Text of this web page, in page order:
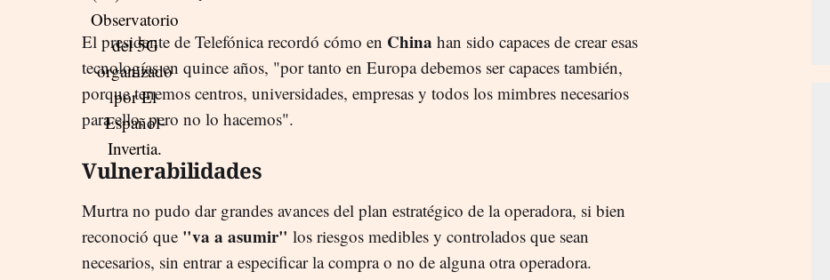
El presidente de Telefónica recordó cómo en China han sido capaces de crear esas
tecnologías en quince años, "por tanto en Europa debemos ser capaces también,
porque tenemos centros, universidades, empresas y todos los mimbres necesarios
para ello, pero no lo hacemos".
Vulnerabilidades
Murtra no pudo dar grandes avances del plan estratégico de la operadora, si bien
reconoció que "va a asumir" los riesgos medibles y controlados que sean
necesarios, sin entrar a especificar la compra o no de alguna otra operadora.